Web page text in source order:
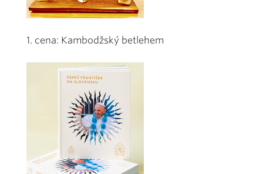
1. cena: Kambodžský betlehem